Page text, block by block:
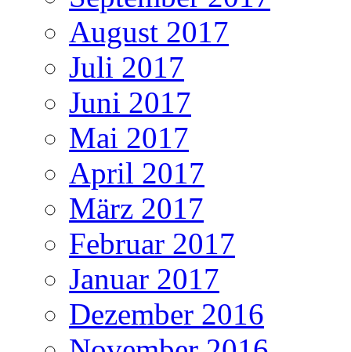
August 2017
Juli 2017
Juni 2017
Mai 2017
April 2017
März 2017
Februar 2017
Januar 2017
Dezember 2016